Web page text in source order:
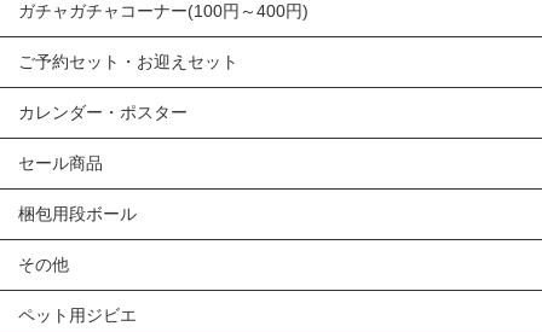
ガチャガチャコーナー(100円～400円)
ご予約セット・お迎えセット
カレンダー・ポスター
セール商品
梱包用段ボール
その他
ペット用ジビエ